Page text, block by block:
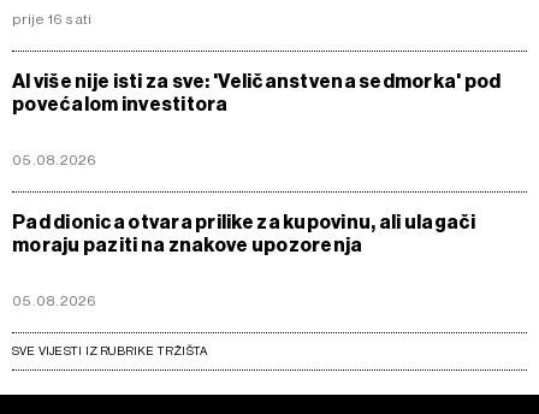
prije 16 sati
AI više nije isti za sve: 'Veličanstvena sedmorka' pod
povećalom investitora
05.08.2026
Pad dionica otvara prilike za kupovinu, ali ulagači
moraju paziti na znakove upozorenja
05.08.2026
SVE VIJESTI IZ RUBRIKE TRŽIŠTA